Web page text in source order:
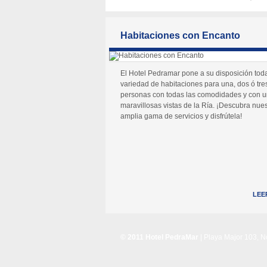
Habitaciones con Encanto
El Hotel Pedramar pone a su disposición
variedad de habitaciones para una, dos ó
personas con todas las comodidades y con
maravillosas vistas de la Ría. ¡Descubra
amplia gama de servicios y disfrútela!